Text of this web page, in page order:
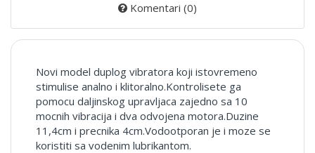
Komentari (0)
Novi model duplog vibratora koji istovremeno
stimulise analno i klitoralno.Kontrolisete ga
pomocu daljinskog upravljaca zajedno sa 10
mocnih vibracija i dva odvojena motora.Duzine
11,4cm i precnika 4cm.Vodootporan je i moze se
koristiti sa vodenim lubrikantom.